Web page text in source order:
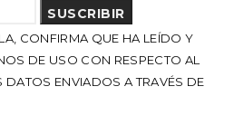
SUSCRIBIR
CONFIRMA QUE HA LEÍDO Y
DE USO CON RESPECTO AL
ENVIADOS A TRAVÉS DE